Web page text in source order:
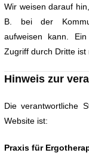
Wir weisen darauf
B. bei der
aufweisen kann.
Zugriff durch Dritte ist
Hinweis zur
Die verantwortliche
Website ist:
Praxis für